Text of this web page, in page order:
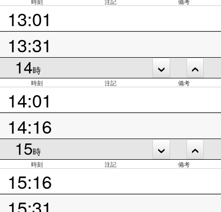
13:01
13:31
14時
時刻 注記 備考
14:01
14:16
15時
時刻 注記 備考
15:16